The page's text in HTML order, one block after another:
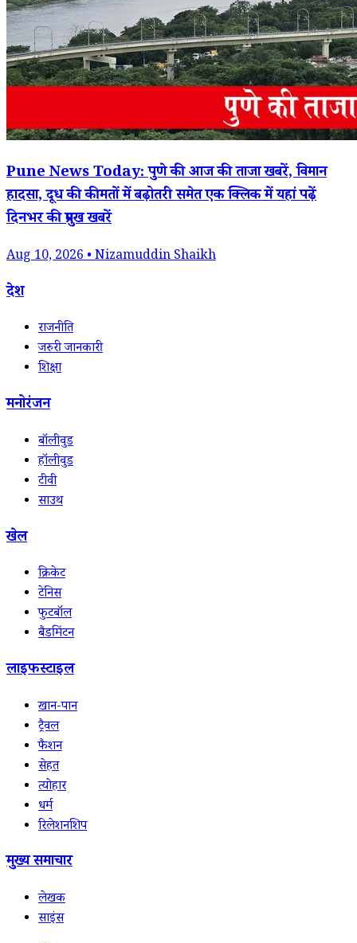
Pune News Today: पुणे की आज की ताजा खबरें, विमान
हादसा, दूध की कीमतों में बढ़ोतरी समेत एक क्लिक में यहां पढ़ें
दिनभर की प्रमुख खबरें
Aug 10, 2026 • Nizamuddin Shaikh
देश
राजनीति
जरुरी जानकारी
शिक्षा
मनोरंजन
बॉलीवुड
हॉलीवुड
टीवी
साउथ
खेल
क्रिकेट
टेनिस
फुटबॉल
बैडमिंटन
लाइफस्टाइल
खान-पान
ट्रैवल
फैशन
सेहत
त्योहार
धर्म
रिलेशनशिप
मुख्य समाचार
लेखक
साइंस